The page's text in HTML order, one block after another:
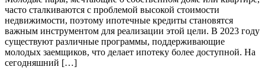
часто сталкиваются с проблемой высокой стоимости
недвижимости, поэтому ипотечные кредиты становятся
важным инструментом для реализации этой цели. В 2023 году
существуют различные программы, поддерживающие
молодых заемщиков, что делает ипотеку более доступной. На
сегодняшний […]